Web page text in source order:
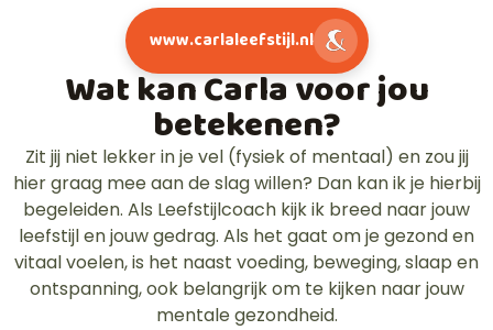
Wat kan Carla voor jou
betekenen?
Zit jij niet lekker in je vel (fysiek of mentaal) en zou jij
hier graag mee aan de slag willen? Dan kan ik je hierbij
begeleiden. Als Leefstijlcoach kijk ik breed naar jouw
leefstijl en jouw gedrag. Als het gaat om je gezond en
vitaal voelen, is het naast voeding, beweging, slaap en
ontspanning, ook belangrijk om te kijken naar jouw
mentale gezondheid.
www.carlaleefstijl.nl